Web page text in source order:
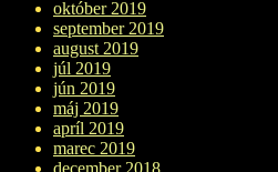
október 2019
september 2019
august 2019
júl 2019
jún 2019
máj 2019
apríl 2019
marec 2019